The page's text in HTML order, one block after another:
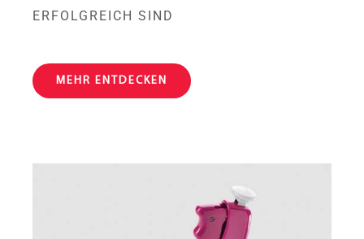
ERFOLGREICH SIND
MEHR ENTDECKEN